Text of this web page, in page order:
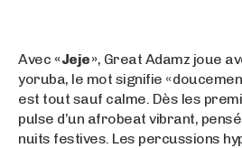
Avec « Jeje », Great Adamz joue
yoruba, le mot signifie «
est tout sauf calme. Dès les
pulse d’un afrobeat vibrant,
nuits festives. Les percussions